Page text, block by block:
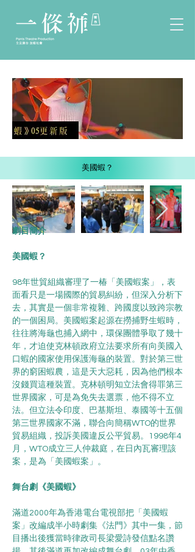
美國蝦？
劇目簡介
美國蝦？
98年世貿組織審理了一椿「美國蝦案」，表
面看只是一場國際的貿易糾紛，但深入分析下
去，其實是一個非常複雜、跨國度以致跨宗教
的一個困局。美國蝦案起源在撈捕野生蝦時，
往往將海龜也捕入網中，環保團體爭取了幾十
年，才迫使克林頓政府立法要求所有向美國入
口蝦的國家使用保護海龜的裝置。對於第三世
界的窮困蝦農，這是天大惡耗，因為他們根本
沒錢買這種裝置。克林頓明知立法會得罪第三
世界國家，可是為免失去選票，他不得不立
法。但立法令印度、巴基斯坦、泰國等十五個
第三世界國家不滿，聯合向簡稱WTO的世界
貿易組織，投訴美國違反公平貿易。1998年4
月，WTO成立三人仲裁庭，在日內瓦審理該
案，是為「美國蝦案」。
舞台劇《美國蝦》
滿道2000年為香港電台電視部把「美國蝦
案」改編成半小時劇集《法門》其中一集，節
目播出後獲當時律政司長梁愛詩發信點名讚